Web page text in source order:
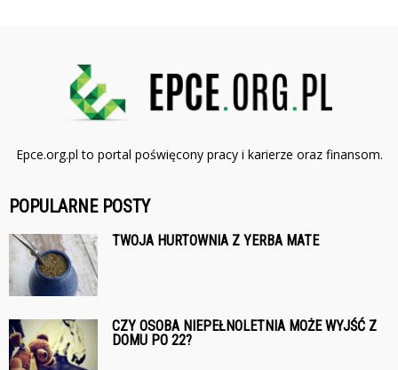
Epce.org.pl to portal poświęcony pracy i karierze oraz finansom.
POPULARNE POSTY
TWOJA HURTOWNIA Z YERBA MATE
CZY OSOBA NIEPEŁNOLETNIA MOŻE WYJŚĆ Z
DOMU PO 22?